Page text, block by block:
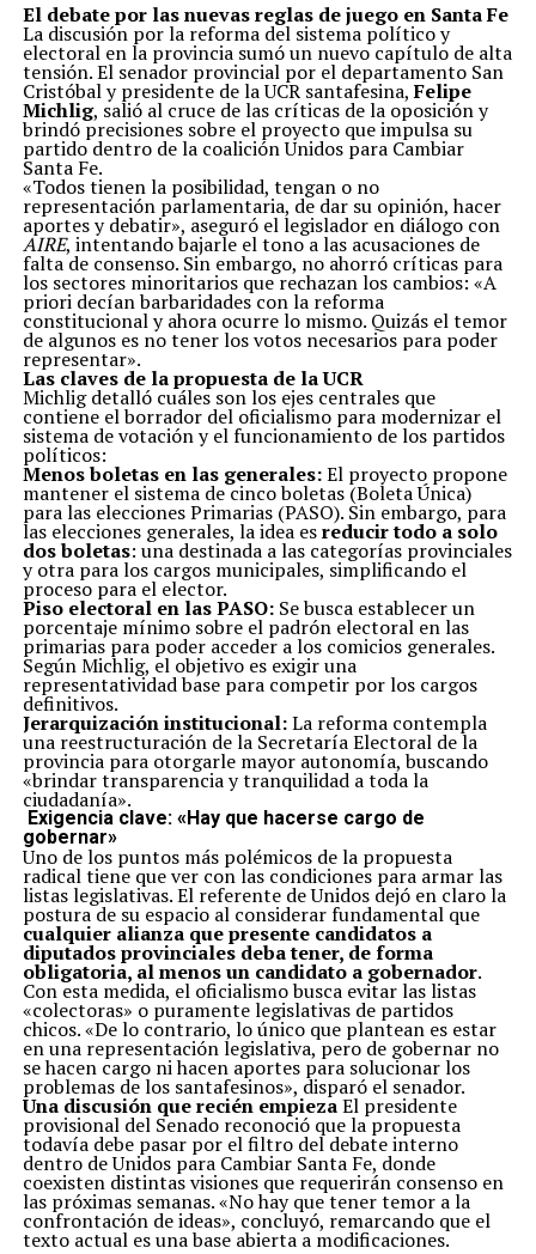
El debate por las nuevas reglas de juego en Santa Fe
La discusión por la reforma del sistema político y
electoral en la provincia sumó un nuevo capítulo de alta
tensión. El senador provincial por el departamento San
Cristóbal y presidente de la UCR santafesina,Felipe
Michlig, salió al cruce de las críticas de la oposición y
brindó precisiones sobre el proyecto que impulsa su
partido dentro de la coalición Unidos para Cambiar
Santa Fe.
«Todos tienen la posibilidad, tengan o no
representación parlamentaria, de dar su opinión, hacer
aportes y debatir», aseguró el legislador en diálogo con
AIRE, intentando bajarle el tono a las acusaciones de
falta de consenso. Sin embargo, no ahorró críticas para
los sectores minoritarios que rechazan los cambios: «A
priori decían barbaridades con la reforma
constitucional y ahora ocurre lo mismo. Quizás el temor
de algunos es no tener los votos necesarios para poder
representar».
Las claves de la propuesta de la UCR
Michlig detalló cuáles son los ejes centrales que
contiene el borrador del oficialismo para modernizar el
sistema de votación y el funcionamiento de los partidos
políticos:
Menos boletas en las generales:El proyecto propone
mantener el sistema de cinco boletas (Boleta Única)
para las elecciones Primarias (PASO). Sin embargo, para
las elecciones generales, la idea esreducir todo a solo
dos boletas: una destinada a las categorías provinciales
y otra para los cargos municipales, simplificando el
proceso para el elector.
Piso electoral en las PASO:Se busca establecer un
porcentaje mínimo sobre el padrón electoral en las
primarias para poder acceder a los comicios generales.
Según Michlig, el objetivo es exigir una
representatividad base para competir por los cargos
definitivos.
Jerarquización institucional:La reforma contempla
una reestructuración de la Secretaría Electoral de la
provincia para otorgarle mayor autonomía, buscando
«brindar transparencia y tranquilidad a toda la
ciudadanía».
Exigencia clave: «Hay que hacerse cargo de
gobernar»
Uno de los puntos más polémicos de la propuesta
radical tiene que ver con las condiciones para armar las
listas legislativas. El referente de Unidos dejó en claro la
postura de su espacio al considerar fundamental que
cualquier alianza que presente candidatos a
diputados provinciales deba tener, de forma
obligatoria, al menos un candidato a gobernador.
Con esta medida, el oficialismo busca evitar las listas
«colectoras» o puramente legislativas de partidos
chicos. «De lo contrario, lo único que plantean es estar
en una representación legislativa, pero de gobernar no
se hacen cargo ni hacen aportes para solucionar los
problemas de los santafesinos», disparó el senador.
Una discusión que recién empiezaEl presidente
provisional del Senado reconoció que la propuesta
todavía debe pasar por el filtro del debate interno
dentro de Unidos para Cambiar Santa Fe, donde
coexisten distintas visiones que requerirán consenso en
las próximas semanas. «No hay que tener temor a la
confrontación de ideas», concluyó, remarcando que el
texto actual es una base abierta a modificaciones.